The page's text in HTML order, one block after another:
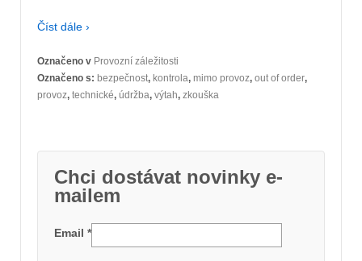
Číst dále ›
Označeno v Provozní záležitosti
Označeno s: bezpečnost, kontrola, mimo provoz, out of order,
provoz, technické, údržba, výtah, zkouška
Chci dostávat novinky e-
mailem
Email *